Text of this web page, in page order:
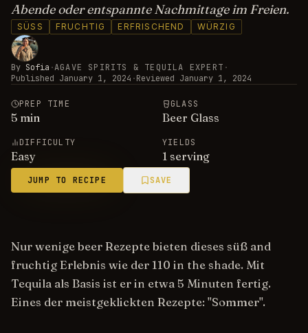
Abende oder entspannte Nachmittage im Freien.
SÜSS FRUCHTIG ERFRISCHEND WÜRZIG
By Sofia ·AGAVE SPIRITS & TEQUILA EXPERT ·
Published January 1, 2024 ·Reviewed January 1, 2024
PREP TIME
5 min
GLASS
Beer Glass
DIFFICULTY
Easy
YIELDS
1 serving
JUMP TO RECIPE SAVE
Nur wenige beer Rezepte bieten dieses süß and
fruchtig Erlebnis wie der 110 in the shade. Mit
Tequila als Basis ist er in etwa 5 Minuten fertig.
Eines der meistgeklickten Rezepte: "Sommer".